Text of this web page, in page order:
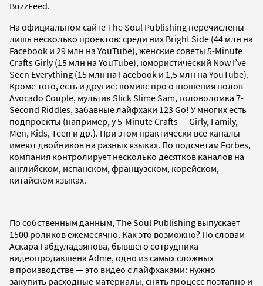
BuzzFeed.
На официальном сайте The Soul Publishing перечислены
лишь несколько проектов: среди них Bright Side (44 млн на
Facebook и 29 млн на YouTube), женские советы 5-Minute
Crafts Girly (15 млн на YouTube), юмористический Now I’ve
Seen Everything (15 млн на Facebook и 1,5 млн на YouTube).
Кроме того, есть и другие: комикс про отношения полов
Avocado Couple, мультик Slick Slime Sam, головоломка 7-
Second Riddles, забавные лайфхаки 123 Go! У многих есть
подпроекты (например, у 5-Minute Crafts — Girly, Family,
Men, Kids, Teen и др.). При этом практически все каналы
имеют двойников на разных языках. По подсчетам Forbes,
компания контролирует несколько десятков каналов на
английском, испанском, французском, корейском,
китайском языках.
По собственным данным, The Soul Publishing выпускает
1500 роликов ежемесячно. Как это возможно? По словам
Аскара Габдуладзянова, бывшего сотрудника
видеопродакшена Adme, одно из самых сложных
в производстве — это видео с лайфхаками: нужно
закупить расходные материалы, снять процесс поэтапно и